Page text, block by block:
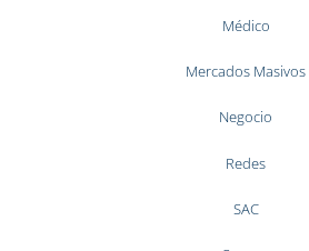
Médico
Mercados Masivos
Negocio
Redes
SAC